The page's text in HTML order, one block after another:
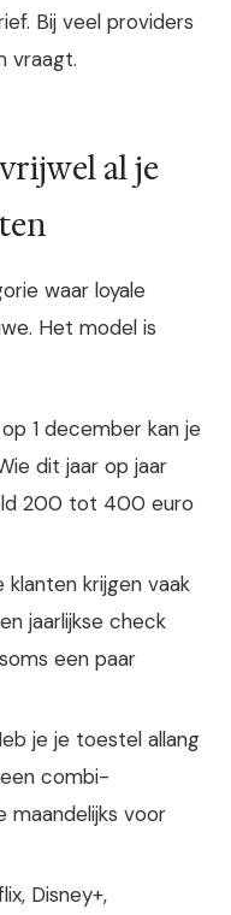
Bij veel providers
vraagt.
al je
waar loyale
Het model is
1 december kan je
dit jaar op jaar
200 tot 400 euro
klanten krijgen vaak
jaarlijkse check
een paar
je je toestel allang
combi-
maandelijks voor
Disney+,